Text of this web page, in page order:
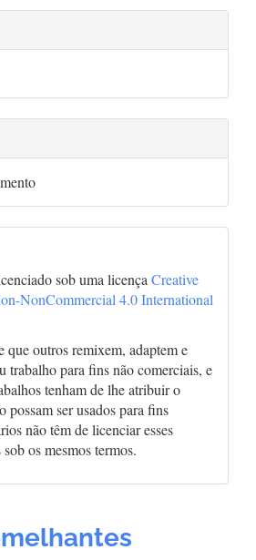
sob uma licença Creative
NonCommercial 4.0 International
que outros remixem, adaptem e
trabalho para fins não comerciais, e
tenham de lhe atribuir o
possam ser usados para fins
não têm de licenciar esses
os mesmos termos.